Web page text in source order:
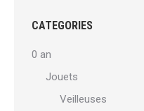
CATEGORIES
0 an
Jouets
Veilleuses